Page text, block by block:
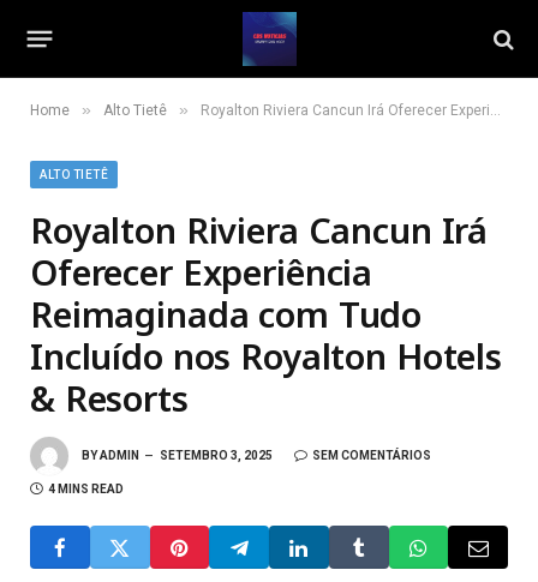
Home » Alto Tietê » Royalton Riviera Cancun Irá Oferecer Experiência Reimaginada com Tudo Incluído nos Royalton Hotels & Resorts
ALTO TIETÊ
Royalton Riviera Cancun Irá
Oferecer Experiência
Reimaginada com Tudo
Incluído nos Royalton Hotels
& Resorts
BYADMIN SETEMBRO 3, 2025 SEM COMENTÁRIOS
4 MINS READ